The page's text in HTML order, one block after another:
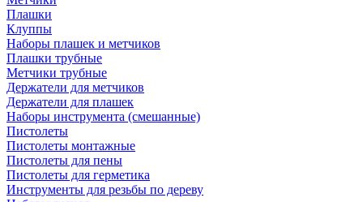
Плашки
Клуппы
Наборы плашек и метчиков
Плашки трубные
Метчики трубные
Держатели для метчиков
Держатели для плашек
Наборы инструмента (смешанные)
Пистолеты
Пистолеты монтажные
Пистолеты для пены
Пистолеты для герметика
Инструменты для резьбы по дереву